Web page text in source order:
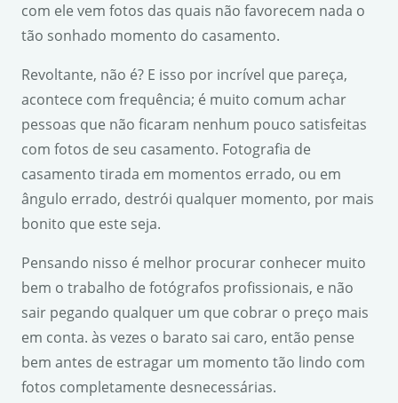
com ele vem fotos das quais não favorecem nada o
tão sonhado momento do casamento.
Revoltante, não é? E isso por incrível que pareça,
acontece com frequência; é muito comum achar
pessoas que não ficaram nenhum pouco satisfeitas
com fotos de seu casamento. Fotografia de
casamento tirada em momentos errado, ou em
ângulo errado, destrói qualquer momento, por mais
bonito que este seja.
Pensando nisso é melhor procurar conhecer muito
bem o trabalho de fotógrafos profissionais, e não
sair pegando qualquer um que cobrar o preço mais
em conta. às vezes o barato sai caro, então pense
bem antes de estragar um momento tão lindo com
fotos completamente desnecessárias.